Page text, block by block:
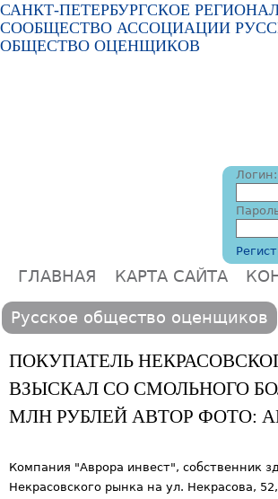
САНКТ-ПЕТЕРБУРГСКОЕ
СООБЩЕСТВО АССОЦИАЦИИ
ОБЩЕСТВО ОЦЕНЩИКОВ
Логин:
Главное меню
ГЛАВНАЯ КАРТА САЙТА
Русское общество оценщиков
ПОКУПАТЕЛЬ
ВЗЫСКАЛ СО СМОЛЬНОГО
МЛН РУБЛЕЙ АВТОР ФОТО:
Компания "Аврора инвест", собственник
Некрасовского рынка на ул. Некрасова,